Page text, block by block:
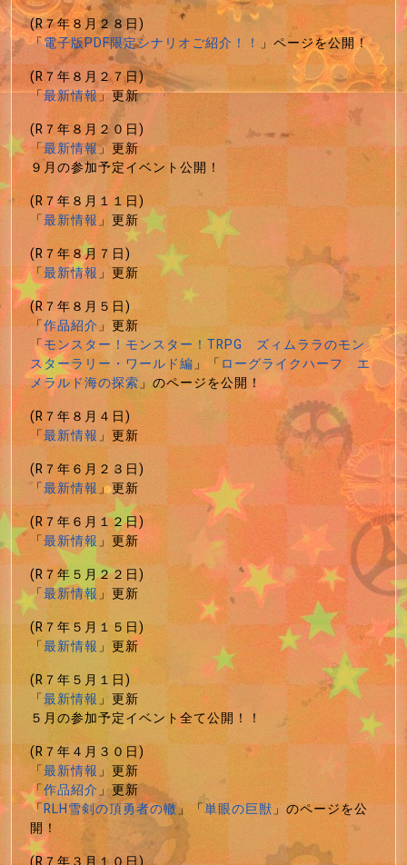
(R７年８月２８日)
「電子版PDF限定シナリオご紹介！！ 」ページを公開！
(R７年８月２７日)
「最新情報」更新
(R７年８月２０日)
「最新情報」更新
９月の参加予定イベント公開！
(R７年８月１１日)
「最新情報」更新
(R７年８月７日)
「最新情報」更新
(R７年８月５日)
「作品紹介」更新
「モンスター！モンスター！TRPG ズィムララのモン
スターラリー・ワールド編」「ローグライクハーフ エ
メラルド海の探索」のページを公開！
(R７年８月４日)
「最新情報」更新
(R７年６月２３日)
「最新情報」更新
(R７年６月１２日)
「最新情報」更新
(R７年５月２２日)
「最新情報」更新
(R７年５月１５日)
「最新情報」更新
(R７年５月１日)
「最新情報」更新
５月の参加予定イベント全て公開！！
(R７年４月３０日)
「最新情報」更新
「作品紹介」更新
「RLH雪剣の頂勇者の轍」「単眼の巨獣」のページを公
開！